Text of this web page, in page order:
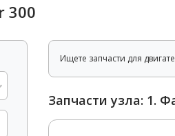
300
Ищете запчасти для
Запчасти узла: 1.